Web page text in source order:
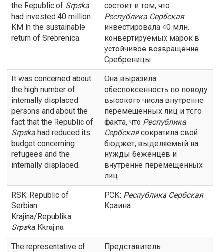
the Republic of Srpska
had invested 40 million
KM in the sustainable
return of Srebrenica.
состоит в том, что
Республика Сербская
инвестировала 40 млн.
конвертируемых марок в
устойчивое возвращение
Сребреницы.
It was concerned about
the high number of
internally displaced
persons and about the
fact that the Republic of
Srpska had reduced its
budget concerning
refugees and the
internally displaced.
Она выразила
обеспокоенность по поводу
высокого числа внутренне
перемещенных лиц и того
факта, что Республика
Сербскаясократила свой
бюджет, выделяемый на
нужды беженцев и
внутренне перемещенных
лиц.
RSK: Republic of
Serbian
Krajina/Republika
Srpska Kkrajina
РСК: Республика Сербская
Краина
The representative of
Представитель